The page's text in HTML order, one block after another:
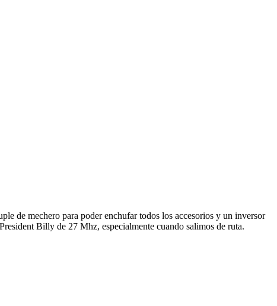
de mechero para poder enchufar todos los accesorios y un inversor
Billy de 27 Mhz, especialmente cuando salimos de ruta.